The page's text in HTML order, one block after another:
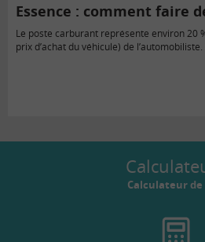
Essence : comment faire
Le poste carburant représente environ 20
prix d’achat du véhicule) de
Calculateur de